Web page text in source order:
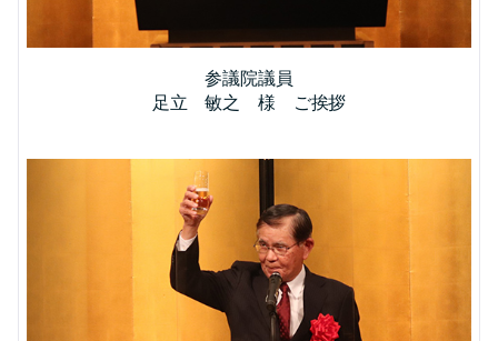
参議院議員
足立 敏之 様 ご挨拶